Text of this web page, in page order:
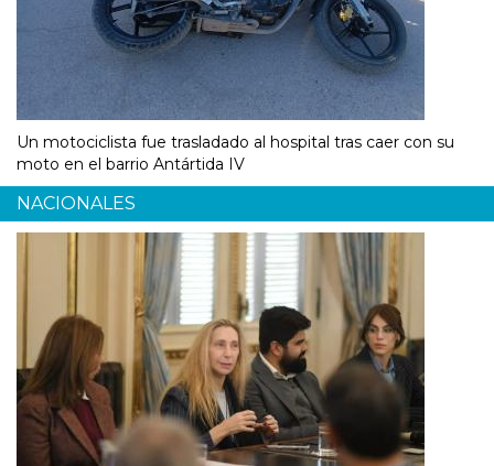
Un motociclista fue trasladado al hospital tras caer con su
moto en el barrio Antártida IV
NACIONALES